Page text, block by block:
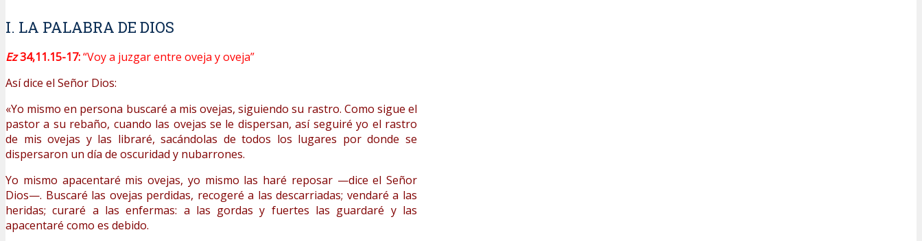
I. LA PALABRA DE DIOS
Ez34,11.15-17:“Voy a juzgar entre oveja y oveja”
Así dice el Señor Dios:
«Yo mismo en persona buscaré a mis ovejas, siguiendo su rastro. Como sigue el
pastor a su rebaño, cuando las ovejas se le dispersan, así seguiré yo el rastro
de mis ovejas y las libraré, sacándolas de todos los lugares por donde se
dispersaron un día de oscuridad y nubarrones.
Yo mismo apacentaré mis ovejas, yo mismo las haré reposar —dice el Señor
Dios—. Buscaré las ovejas perdidas, recogeré a las descarriadas; vendaré a las
heridas; curaré a las enfermas: a las gordas y fuertes las guardaré y las
apacentaré como es debido.